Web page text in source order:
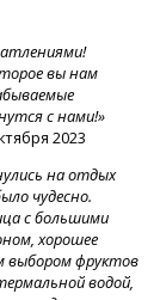
вы нам
с нами!»
2023
на отдых
чудесно.
с большими
хорошее
выбором фруктов
водой,